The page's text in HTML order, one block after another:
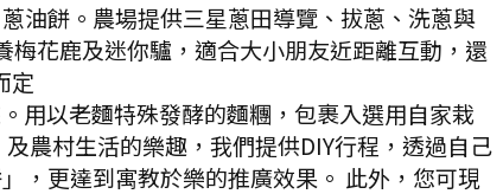
油餅。農場提供三星蔥田導覽、拔蔥、洗蔥與
花鹿及迷你驢，適合大小朋友近距離互動，還
定
用以老麵特殊發酵的麵糰，包裹入選用自家栽
農村生活的樂趣，我們提供DIY行程，透過自己
，更達到寓教於樂的推廣效果。 此外，您可現